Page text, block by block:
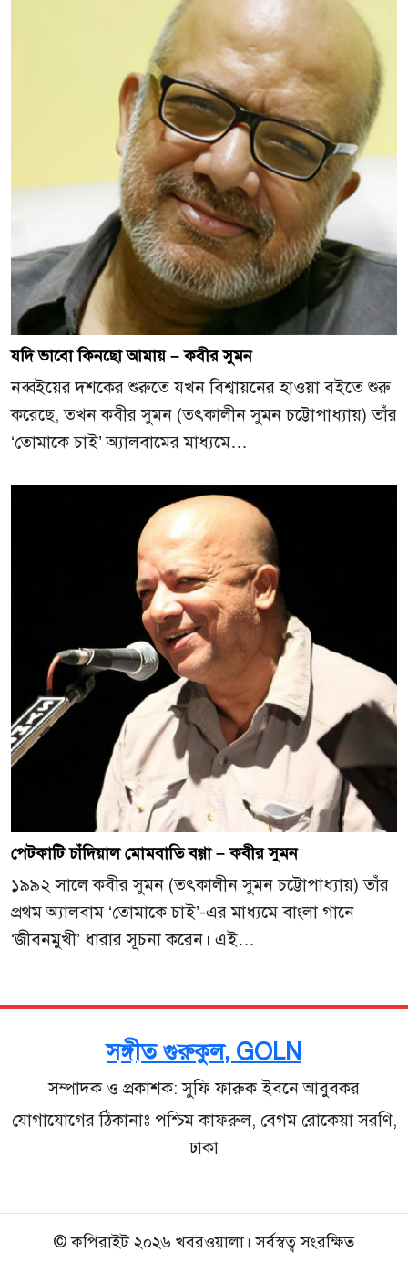
যদি ভাবো কিনছো আমায় – কবীর সুমন
নব্বইয়ের দশকের শুরুতে যখন বিশ্বায়নের হাওয়া বইতে শুরু
করেছে, তখন কবীর সুমন (তৎকালীন সুমন চট্টোপাধ্যায়) তাঁর
‘তোমাকে চাই’ অ্যালবামের মাধ্যমে…
পেটকাটি চাঁদিয়াল মোমবাতি বগ্গা – কবীর সুমন
১৯৯২ সালে কবীর সুমন (তৎকালীন সুমন চট্টোপাধ্যায়) তাঁর
প্রথম অ্যালবাম ‘তোমাকে চাই’-এর মাধ্যমে বাংলা গানে
‘জীবনমুখী’ ধারার সূচনা করেন। এই…
সঙ্গীত গুরুকুল, GOLN
সম্পাদক ও প্রকাশক: সুফি ফারুক ইবনে আবুবকর
যোগাযোগের ঠিকানাঃ পশ্চিম কাফরুল, বেগম রোকেয়া সরণি,
ঢাকা
© কপিরাইট ২০২৬ খবরওয়ালা। সর্বস্বত্ব সংরক্ষিত